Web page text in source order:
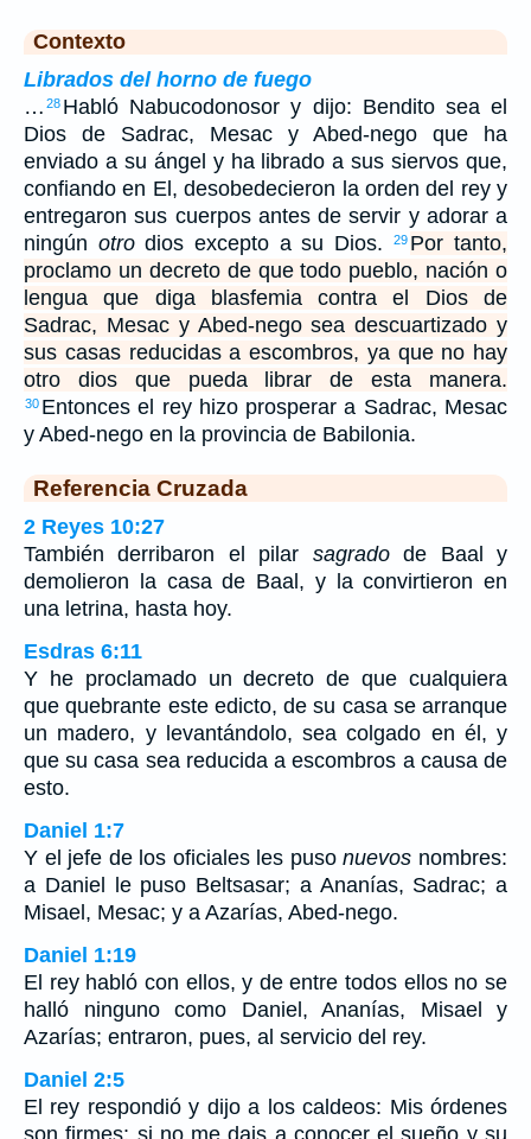
Contexto
Librados del horno de fuego
… 28 Habló Nabucodonosor y dijo: Bendito sea el
Dios de Sadrac, Mesac y Abed-nego que ha
enviado a su ángel y ha librado a sus siervos que,
confiando en El, desobedecieron la orden del rey y
entregaron sus cuerpos antes de servir y adorar a
ningún otrodios excepto a su Dios. 29 Por tanto,
proclamo un decreto de que todo pueblo, nación o
lengua que diga blasfemia contra el Dios de
Sadrac, Mesac y Abed-nego sea descuartizado y
sus casas reducidas a escombros, ya que no hay
otro dios que pueda librar de esta manera.
30 Entonces el rey hizo prosperar a Sadrac, Mesac
y Abed-nego en la provincia de Babilonia.
Referencia Cruzada
2 Reyes 10:27
También derribaron el pilar sagradode Baal y
demolieron la casa de Baal, y la convirtieron en
una letrina, hasta hoy.
Esdras 6:11
Y he proclamado un decreto de que cualquiera
que quebrante este edicto, de su casa se arranque
un madero, y levantándolo, sea colgado en él, y
que su casa sea reducida a escombros a causa de
esto.
Daniel 1:7
Y el jefe de los oficiales les pusonuevos nombres:
a Daniel le puso Beltsasar; a Ananías, Sadrac; a
Misael, Mesac; y a Azarías, Abed-nego.
Daniel 1:19
El rey habló con ellos, y de entre todos ellos no se
halló ninguno como Daniel, Ananías, Misael y
Azarías; entraron, pues, al servicio del rey.
Daniel 2:5
El rey respondió y dijo a los caldeos: Mis órdenes
son firmes: si no me dais a conocer el sueño y su